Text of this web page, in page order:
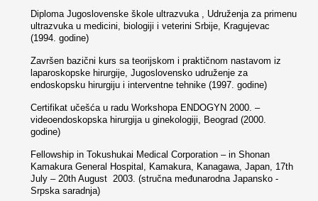
Diploma Jugoslovenske škole ultrazvuka , Udruženja za primenu
ultrazvuka u medicini, biologiji i veterini Srbije, Kragujevac
(1994. godine)
Završen bazični kurs sa teorijskom i praktičnom nastavom iz
laparoskopske hirurgije, Jugoslovensko udruženje za
endoskopsku hirurgiju i interventne tehnike (1997. godine)
Certifikat učešća u radu Workshopa ENDOGYN 2000. –
videoendoskopska hirurgija u ginekologiji, Beograd (2000.
godine)
Fellowship in Tokushukai Medical Corporation – in Shonan
Kamakura General Hospital, Kamakura, Kanagawa, Japan, 17th
July – 20th August 2003. (stručna međunarodna Japansko -
Srpska saradnja)